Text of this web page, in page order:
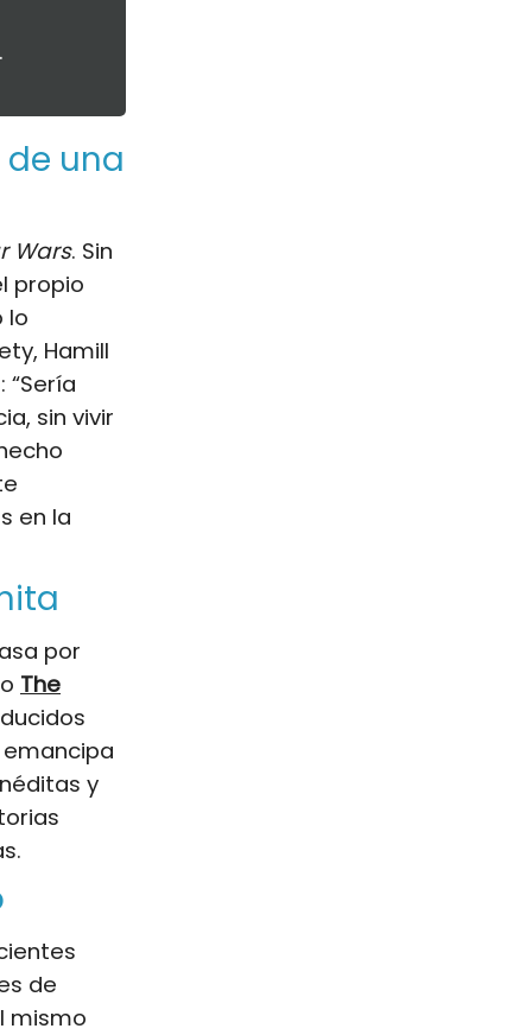
una
Wars. Sin
propio
lo
Hamill
sin vivir
en la
por
The
y
de
mismo